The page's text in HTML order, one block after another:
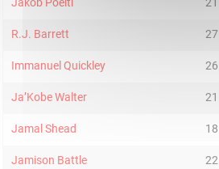
R.J. Barrett 27
Immanuel Quickley 26
Ja’Kobe Walter 21
Jamal Shead 18
Jamison Battle 22